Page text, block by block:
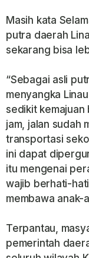
Masih kata
putra daerah
sekarang bisa
“Sebagai asli
menyangka
sedikit kemajuan
jam, jalan sudah
transportasi
ini dapat
itu mengenai
wajib berhati-
membawa anak-
Terpantau,
pemerintah